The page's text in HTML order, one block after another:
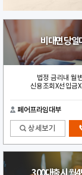
비대면 당일
법정 금리내 월
신용조회X선입금
페어프라임대부
상세보기